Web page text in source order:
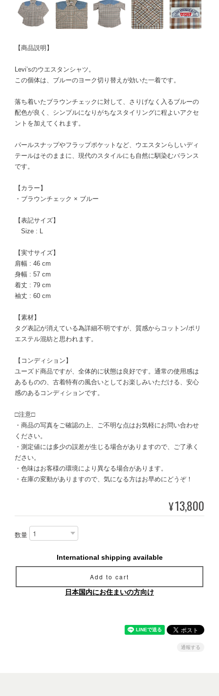
【商品説明】
Levi’sのウエスタンシャツ。
この個体は、ブルーのヨーク切り替えが効いた一着です。
落ち着いたブラウンチェックに対して、さりげなく入るブルーの
配色が良く、シンプルになりがちなスタイリングに程よいアクセ
ントを加えてくれます。
パールスナップやフラップポケットなど、ウエスタンらしいディ
テールはそのままに、現代のスタイルにも自然に馴染むバランス
です。
【カラー】
・ブラウンチェック × ブルー
【表記サイズ】
Size : L
【実寸サイズ】
肩幅 : 46 cm
身幅 : 57 cm
着丈 : 79 cm
袖丈 : 60 cm
【素材】
タグ表記が消えている為詳細不明ですが、質感からコットン/ポリ
エステル混紡と思われます。
【コンディション】
ユーズド商品ですが、全体的に状態は良好です。通常の使用感は
あるものの、古着特有の風合いとしてお楽しみいただける、安心
感のあるコンディションです。
□注意□
・商品の写真をご確認の上、ご不明な点はお気軽にお問い合わせ
ください。
・測定値には多少の誤差が生じる場合がありますので、ご了承く
ださい。
・色味はお客様の環境により異なる場合があります。
・在庫の変動がありますので、気になる方はお早めにどうぞ！
¥13,800
数量
International shipping available
Add to cart
日本国内にお住まいの方向け
通報する